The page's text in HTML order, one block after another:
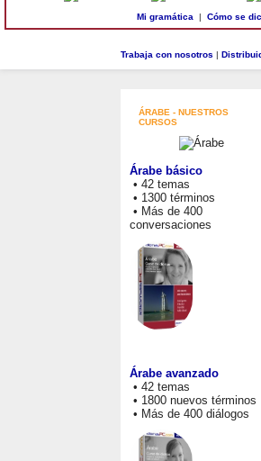
Mi gramática| Cómo se
Trabaja con nosotros
ÁRABE - NUESTROS
CURSOS
Árabe básico
• 42 temas
• 1300 términos
• Más de 400
conversaciones
Árabe avanzado
• 42 temas
• 1800 nuevos términos
• Más de 400 diálogos